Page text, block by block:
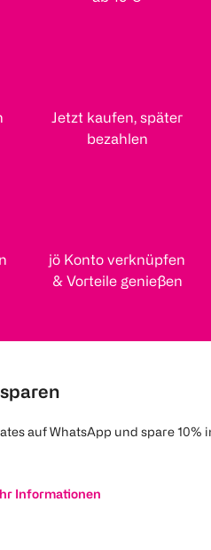
Jetzt kaufen, später
bezahlen
jö Konto verknüpfen
& Vorteile genießen
auf WhatsApp und spare 10%
Informationen